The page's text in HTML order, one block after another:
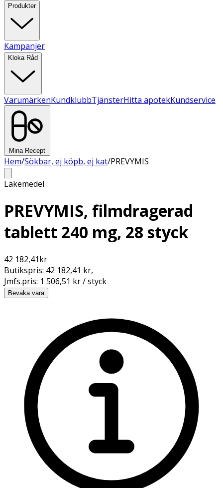
Produkter
Kampanjer
Kloka Råd
VarumärkenKundklubbTjänsterHitta apotekKundservice
Mina Recept
Hem/Sökbar, ej köpb, ej kat/PREVYMIS
Läkemedel
PREVYMIS, filmdragerad
tablett 240 mg, 28 styck
42 182,41kr
Butikspris: 42 182,41 kr,
Jmfs.pris: 1 506,51 kr / styck
Bevaka vara